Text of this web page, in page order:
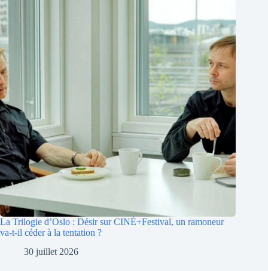
La Trilogie d’Oslo : Désir sur CINÉ+Festival, un ramoneur
va-t-il céder à la tentation ?
30 juillet 2026